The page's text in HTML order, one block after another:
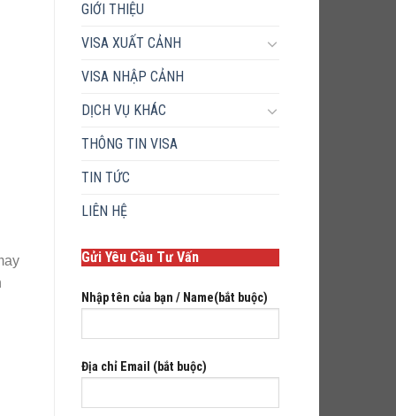
GIỚI THIỆU
VISA XUẤT CẢNH
VISA NHẬP CẢNH
DỊCH VỤ KHÁC
THÔNG TIN VISA
TIN TỨC
LIÊN HỆ
Gửi Yêu Cầu Tư Vấn
Nhập tên của bạn / Name(bắt buộc)
Địa chỉ Email (bắt buộc)